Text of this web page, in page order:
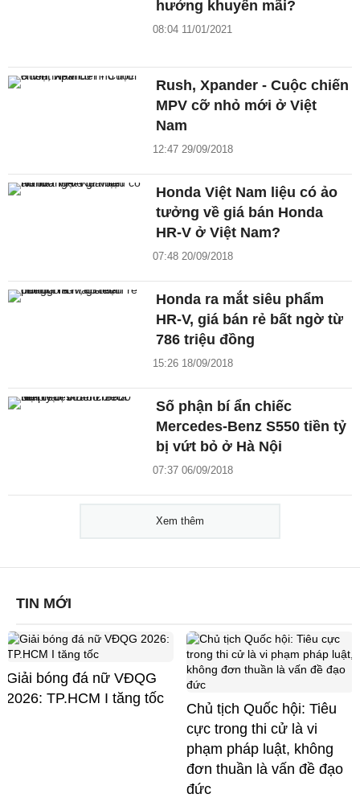
hưởng khuyến mãi?
08:04 11/01/2021
Rush, Xpander - Cuộc chiến
MPV cỡ nhỏ mới ở Việt
Nam
12:47 29/09/2018
Honda Việt Nam liệu có ảo
tưởng về giá bán Honda
HR-V ở Việt Nam?
07:48 20/09/2018
Honda ra mắt siêu phẩm
HR-V, giá bán rẻ bất ngờ từ
786 triệu đồng
15:26 18/09/2018
Số phận bí ẩn chiếc
Mercedes-Benz S550 tiền tỷ
bị vứt bỏ ở Hà Nội
07:37 06/09/2018
Xem thêm
TIN MỚI
Giải bóng đá nữ VĐQG
2026: TP.HCM I tăng tốc
Chủ tịch Quốc hội: Tiêu
cực trong thi cử là vi
phạm pháp luật, không
đơn thuần là vấn đề đạo
đức